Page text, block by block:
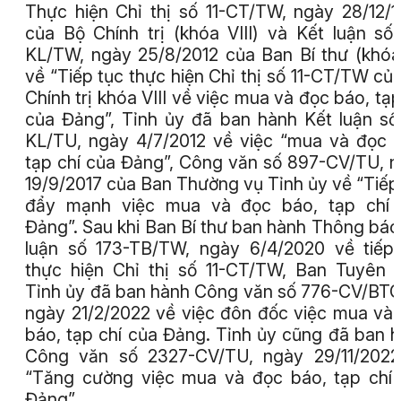
Thực hiện Chỉ thị số 11-CT/TW, ngày 28/12/
của Bộ Chính trị (khóa VIII) và Kết luận số
KL/TW, ngày 25/8/2012 của Ban Bí thư
về “Tiếp tục thực hiện Chỉ thị số 11-CT/TW
Chính trị khóa VIII về việc mua và đọc báo,
của Đảng”, Tỉnh ủy đã ban hành Kết luận
KL/TU, ngày 4/7/2012 về việc “mua và đọc
tạp chí của Đảng”, Công văn số 897-CV/TU,
19/9/2017 của Ban Thường vụ Tỉnh ủy về
đẩy mạnh việc mua và đọc báo, tạp chí
Đảng”. Sau khi Ban Bí thư ban hành Thông
luận số 173-TB/TW, ngày 6/4/2020 về
thực hiện Chỉ thị số 11-CT/TW, Ban Tuyên
Tỉnh ủy đã ban hành Công văn số 776-CV/
ngày 21/2/2022 về việc đôn đốc việc mua và
báo, tạp chí của Đảng. Tỉnh ủy cũng đã ban
Công văn số 2327-CV/TU, ngày 29/11/
“Tăng cường việc mua và đọc báo, tạp chí